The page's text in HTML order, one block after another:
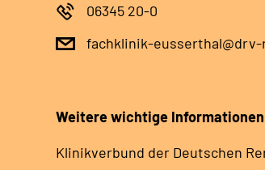
06345 20-0
fachklinik-eusserthal@drv-
Weitere wichtige Informationen
Klinikverbund der Deutschen